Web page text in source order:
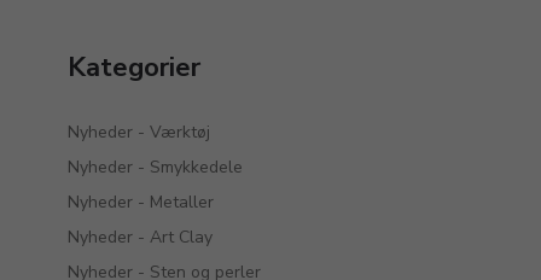
professionelle, der ønsker at holde deres udstyr
flotte og holdbare produkter, hvad enten det er til
eller specialværktøj.
Kategorier
Nyheder - Værktøj
Nyheder - Smykkedele
Nyheder - Metaller
Nyheder - Art Clay
Nyheder - Sten og perler